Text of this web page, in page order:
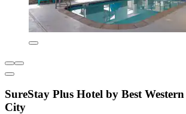
SureStay Plus Hotel by Best
City